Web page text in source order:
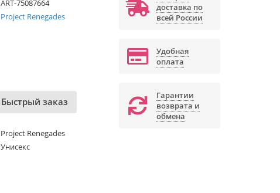
ART-75087664
Project Renegades
Быстрый заказ
Project Renegades
Унисекс
доставка по
всей России
Удобная
оплата
Гарантии
возврата и
обмена